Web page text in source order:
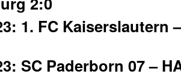
1. FC Kaiserslautern
SC Paderborn 07 –